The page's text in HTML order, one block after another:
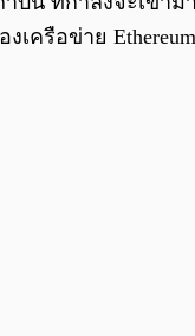
ครือข่าย Ethereum